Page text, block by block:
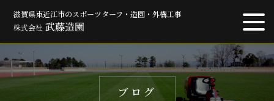
滋賀県東近江市のスポーツターフ・造園・外構工事
株式会社 武藤造園
ブログ